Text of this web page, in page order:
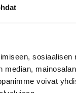
voivat